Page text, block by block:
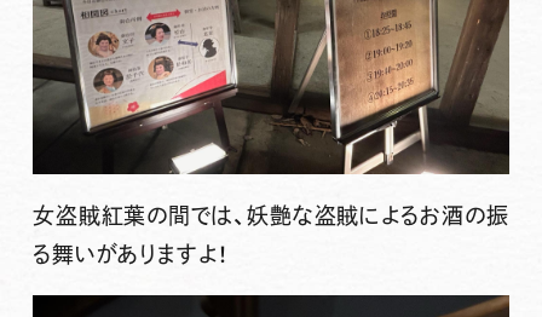
女盗賊紅葉の間では、妖艶な盗賊によるお酒の振
る舞いがありますよ！